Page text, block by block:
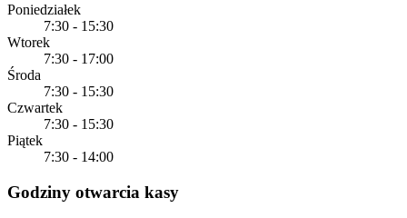
Poniedziałek
7:30 - 15:30
Wtorek
7:30 - 17:00
Środa
7:30 - 15:30
Czwartek
7:30 - 15:30
Piątek
7:30 - 14:00
Godziny otwarcia kasy